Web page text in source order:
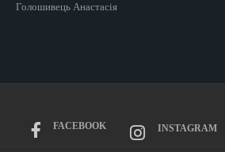
Голошивець Анастасія
FACEBOOK INSTAGRAM